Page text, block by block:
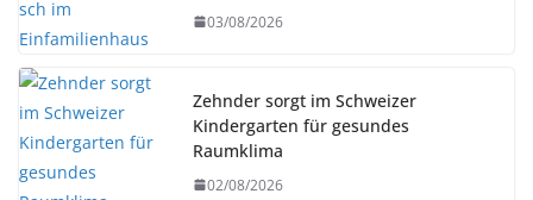
03/08/2026
Zehnder sorgt im Schweizer
Kindergarten für gesundes
Raumklima
02/08/2026